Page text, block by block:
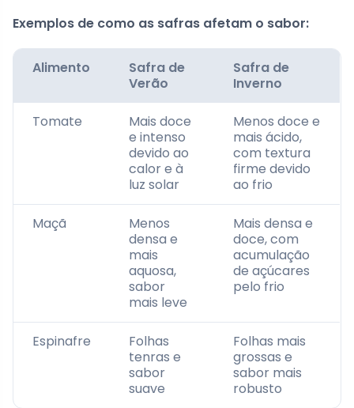
Exemplos de como as safras afetam o sabor:
Alimento
Safra de
Verão
Safra de
Inverno
Tomate
Mais doce
e intenso
devido ao
calor e à
luz solar
Menos doce e
mais ácido,
com textura
firme devido
ao frio
Maçã
Menos
densa e
mais
aquosa,
sabor
mais leve
Mais densa e
doce, com
acumulação
de açúcares
pelo frio
Espinafre
Folhas
tenras e
sabor
suave
Folhas mais
grossas e
sabor mais
robusto